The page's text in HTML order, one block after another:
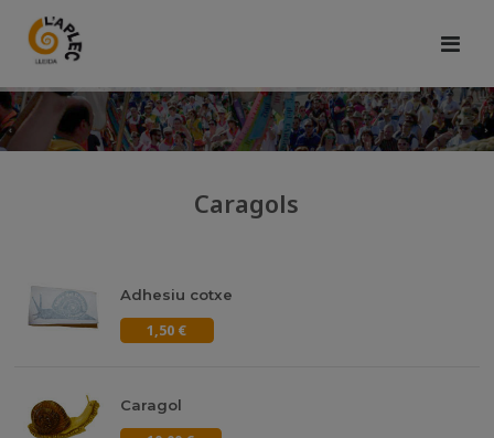
Caragols
Adhesiu cotxe
1,50 €
Caragol